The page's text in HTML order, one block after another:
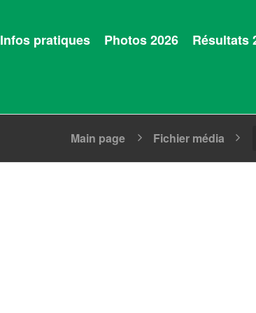
Infos pratiques Photos 2026 Résultats
Main page Fichier média